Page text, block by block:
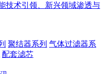
技术引领、新兴领域渗透与
聚结器系列 气体过滤器系
配套滤芯